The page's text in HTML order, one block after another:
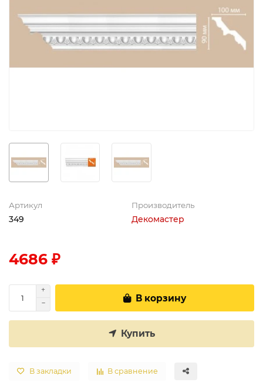
Артикул
349
Производитель
Декомастер
4686 ₽
В корзину
Купить
В закладки В сравнение